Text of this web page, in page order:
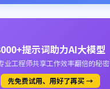
提示词助力AI大模型
业工程师共享工作效率翻倍的秘密
先免费试用、用好了再买 →